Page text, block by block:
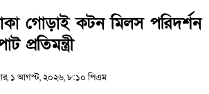
গোড়াই কটন মিলস পরিদর্শন
প্রতিমন্ত্রী
১ আগস্ট, ২০২৬, ৮:১০ পিএম